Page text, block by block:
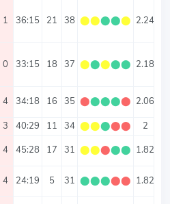
1 36:15 21 38 ⬤⬤⬤⬤⬤ 2.24
0 33:15 18 37 ⬤⬤⬤⬤⬤ 2.18
4 34:18 16 35 ⬤⬤⬤⬤⬤ 2.06
3 40:29 11 34 ⬤⬤⬤⬤⬤ 2
4 45:28 17 31 ⬤⬤⬤⬤⬤ 1.82
4 24:19 5 31 ⬤⬤⬤⬤⬤ 1.82